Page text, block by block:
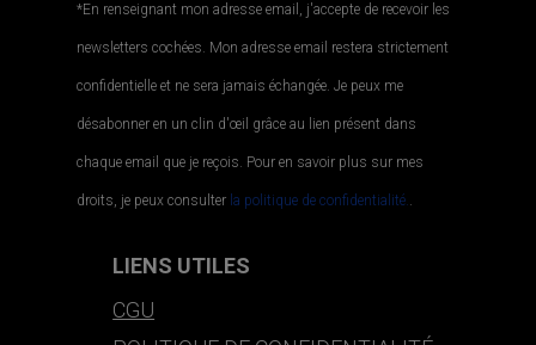
*En renseignant mon adresse email, j'accepte de recevoir les
newsletters cochées. Mon adresse email restera strictement
confidentielle et ne sera jamais échangée. Je peux me
désabonner en un clin d'œil grâce au lien présent dans
chaque email que je reçois. Pour en savoir plus sur mes
droits, je peux consulter la politique de confidentialité..
LIENS UTILES
CGU